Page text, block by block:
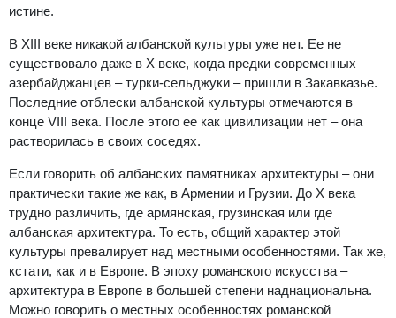
истине.
В XIII веке никакой албанской культуры уже нет. Ее не
существовало даже в X веке, когда предки современных
азербайджанцев – турки-сельджуки – пришли в Закавказье.
Последние отблески албанской культуры отмечаются в
конце VIII века. После этого ее как цивилизации нет – она
растворилась в своих соседях.
Если говорить об албанских памятниках архитектуры – они
практически такие же как, в Армении и Грузии. До X века
трудно различить, где армянская, грузинская или где
албанская архитектура. То есть, общий характер этой
культуры превалирует над местными особенностями. Так же,
кстати, как и в Европе. В эпоху романского искусства –
архитектура в Европе в большей степени наднациональна.
Можно говорить о местных особенностях романской